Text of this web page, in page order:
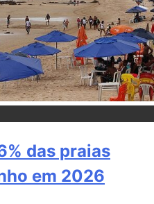
das praias
em 2026